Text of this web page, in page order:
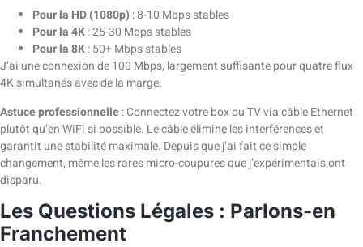
Pour la HD (1080p) : 8-10 Mbps stables
Pour la 4K: 25-30 Mbps stables
Pour la 8K: 50+ Mbps stables
J’ai une connexion de 100 Mbps, largement suffisante pour quatre flux
4K simultanés avec de la marge.
Astuce professionnelle: Connectez votre box ou TV via câble Ethernet
plutôt qu’en WiFi si possible. Le câble élimine les interférences et
garantit une stabilité maximale. Depuis que j’ai fait ce simple
changement, même les rares micro-coupures que j’expérimentais ont
disparu.
Les Questions Légales : Parlons-en
Franchement